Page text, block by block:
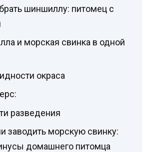
шиншиллу: питомец с
и морская свинка в одной
окраса
разведения
заводить морскую свинку:
домашнего питомца